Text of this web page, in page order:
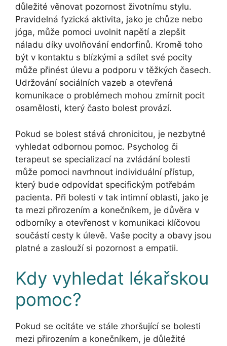
důležité věnovat pozornost životnímu stylu.
Pravidelná fyzická aktivita, jako je chůze nebo
jóga, může pomoci uvolnit napětí a zlepšit
náladu díky uvolňování endorfinů. Kromě toho
být v kontaktu s blízkými a sdílet své pocity
může přinést úlevu a podporu v těžkých časech.
Udržování sociálních vazeb a otevřená
komunikace o problémech mohou zmírnit pocit
osamělosti, který často bolest provází.
Pokud se bolest stává chronicitou, je nezbytné
vyhledat odbornou pomoc. Psycholog či
terapeut se specializací na zvládání bolesti
může pomoci navrhnout individuální přístup,
který bude odpovídat specifickým potřebám
pacienta. Při bolesti v tak intimní oblasti, jako je
ta mezi přirozením a konečníkem, je důvěra v
odborníky a otevřenost v komunikaci klíčovou
součástí cesty k úlevě. Vaše pocity a obavy jsou
platné a zaslouží si pozornost a empatii.
Kdy vyhledat lékařskou
pomoc?
Pokud se ocitáte ve stále zhoršující se bolesti
mezi přirozením a konečníkem, je důležité